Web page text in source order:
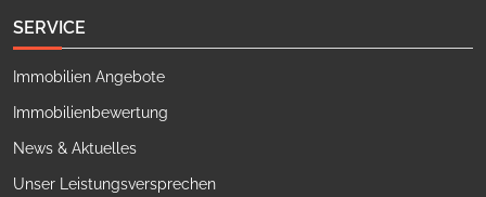
SERVICE
Immobilien Angebote
Immobilienbewertung
News & Aktuelles
Unser Leistungsversprechen